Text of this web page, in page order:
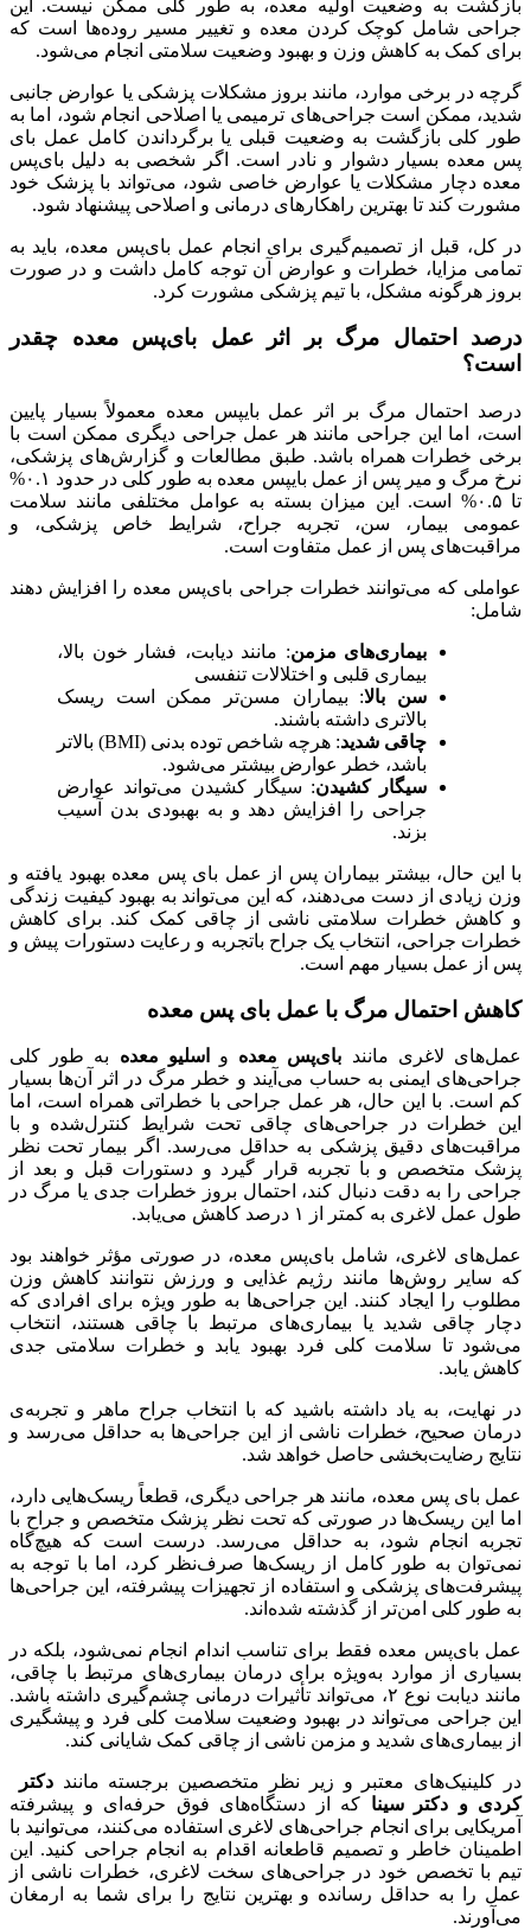
بازگشت به وضعیت اولیه معده، به طور کلی ممکن نیست. این
جراحی شامل کوچک کردن معده و تغییر مسیر روده‌ها است که
برای کمک به کاهش وزن و بهبود وضعیت سلامتی انجام می‌شود.
گرچه در برخی موارد، مانند بروز مشکلات پزشکی یا عوارض جانبی
شدید، ممکن است جراحی‌های ترمیمی یا اصلاحی انجام شود، اما به
طور کلی بازگشت به وضعیت قبلی یا برگرداندن کامل عمل بای‌
پس معده بسیار دشوار و نادر است. اگر شخصی به دلیل بای‌پس
معده دچار مشکلات یا عوارض خاصی شود، می‌تواند با پزشک خود
مشورت کند تا بهترین راهکارهای درمانی و اصلاحی پیشنهاد شود.
در کل، قبل از تصمیم‌گیری برای انجام عمل بای‌پس معده، باید به
تمامی مزایا، خطرات و عوارض آن توجه کامل داشت و در صورت
بروز هرگونه مشکل، با تیم پزشکی مشورت کرد.
درصد احتمال مرگ بر اثر عمل بای‌پس معده چقدر
است؟
درصد احتمال مرگ بر اثر عمل بایپس معده معمولاً بسیار پایین
است، اما این جراحی مانند هر عمل جراحی دیگری ممکن است با
برخی خطرات همراه باشد. طبق مطالعات و گزارش‌های پزشکی،
نرخ مرگ و میر پس از عمل بایپس معده به طور کلی در حدود ۰.۱%
تا ۰.۵% است. این میزان بسته به عوامل مختلفی مانند سلامت
عمومی بیمار، سن، تجربه جراح، شرایط خاص پزشکی، و
مراقبت‌های پس از عمل متفاوت است.
عواملی که می‌توانند خطرات جراحی بای‌پس معده را افزایش دهند
شامل:
بیماری‌های مزمن: مانند دیابت، فشار خون بالا،
بیماری قلبی و اختلالات تنفسی
سن بالا: بیماران مسن‌تر ممکن است ریسک
بالاتری داشته باشند.
چاقی شدید
: هرچه شاخص توده بدنی (BMI) بالاتر
باشد، خطر عوارض بیشتر می‌شود.
سیگار کشیدن: سیگار کشیدن می‌تواند عوارض
جراحی را افزایش دهد و به بهبودی بدن آسیب
بزند.
با این حال، بیشتر بیماران پس از عمل بای‌ پس معده بهبود یافته و
وزن زیادی از دست می‌دهند، که این می‌تواند به بهبود کیفیت زندگی
و کاهش خطرات سلامتی ناشی از چاقی کمک کند. برای کاهش
خطرات جراحی، انتخاب یک جراح باتجربه و رعایت دستورات پیش و
پس از عمل بسیار مهم است.
کاهش احتمال مرگ با عمل بای پس معده
عمل‌های لاغری مانند بای‌پس معده و اسلیو معده به طور کلی
جراحی‌های ایمنی به حساب می‌آیند و خطر مرگ در اثر آن‌ها بسیار
کم است. با این حال، هر عمل جراحی با خطراتی همراه است، اما
این خطرات در جراحی‌های چاقی تحت شرایط کنترل‌شده و با
مراقبت‌های دقیق پزشکی به حداقل می‌رسد. اگر بیمار تحت نظر
پزشک متخصص و با تجربه قرار گیرد و دستورات قبل و بعد از
جراحی را به دقت دنبال کند، احتمال بروز خطرات جدی یا مرگ در
طول عمل لاغری به کمتر از ۱ درصد کاهش می‌یابد.
عمل‌های لاغری، شامل بای‌پس معده، در صورتی مؤثر خواهند بود
که سایر روش‌ها مانند رژیم غذایی و ورزش نتوانند کاهش وزن
مطلوب را ایجاد کنند. این جراحی‌ها به طور ویژه برای افرادی که
دچار چاقی شدید یا بیماری‌های مرتبط با چاقی هستند، انتخاب
می‌شود تا سلامت کلی فرد بهبود یابد و خطرات سلامتی جدی
کاهش یابد.
در نهایت، به یاد داشته باشید که با انتخاب جراح ماهر و تجربه‌ی
درمان صحیح، خطرات ناشی از این جراحی‌ها به حداقل می‌رسد و
نتایج رضایت‌بخشی حاصل خواهد شد.
عمل بای‌ پس معده، مانند هر جراحی دیگری، قطعاً ریسک‌هایی دارد،
اما این ریسک‌ها در صورتی که تحت نظر پزشک متخصص و جراح با
تجربه انجام شود، به حداقل می‌رسد. درست است که هیچ‌گاه
نمی‌توان به طور کامل از ریسک‌ها صرف‌نظر کرد، اما با توجه به
پیشرفت‌های پزشکی و استفاده از تجهیزات پیشرفته، این جراحی‌ها
به طور کلی امن‌تر از گذشته شده‌اند.
عمل بای‌پس معده فقط برای تناسب اندام انجام نمی‌شود، بلکه در
بسیاری از موارد به‌ویژه برای درمان بیماری‌های مرتبط با چاقی،
مانند دیابت نوع ۲، می‌تواند تأثیرات درمانی چشم‌گیری داشته باشد.
این جراحی می‌تواند در بهبود وضعیت سلامت کلی فرد و پیشگیری
از بیماری‌های شدید و مزمن ناشی از چاقی کمک شایانی کند.
در کلینیک‌های معتبر و زیر نظر متخصصین برجسته ماننددکتر
کردی و دکتر سینا که از دستگاه‌های فوق حرفه‌ای و پیشرفته
آمریکایی برای انجام جراحی‌های لاغری استفاده می‌کنند، می‌توانید با
اطمینان خاطر و تصمیم قاطعانه اقدام به انجام جراحی کنید. این
تیم با تخصص خود در جراحی‌های سخت لاغری، خطرات ناشی از
عمل را به حداقل رسانده و بهترین نتایج را برای شما به ارمغان
می‌آورند.